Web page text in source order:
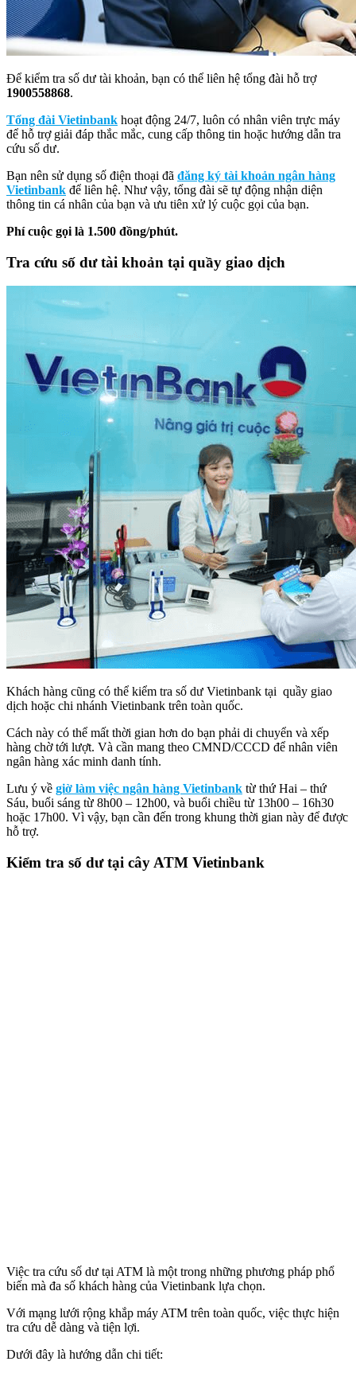
Để kiểm tra số dư tài khoản, bạn có thể liên hệ tổng đài hỗ trợ
1900558868.
Tổng đài Vietinbank hoạt động 24/7, luôn có nhân viên trực máy
để hỗ trợ giải đáp thắc mắc, cung cấp thông tin hoặc hướng dẫn tra
cứu số dư.
Bạn nên sử dụng số điện thoại đã đăng ký tài khoản ngân hàng
Vietinbank để liên hệ. Như vậy, tổng đài sẽ tự động nhận diện
thông tin cá nhân của bạn và ưu tiên xử lý cuộc gọi của bạn.
Phí cuộc gọi là 1.500 đồng/phút.
Tra cứu số dư tài khoản tại quầy giao dịch
Khách hàng cũng có thể kiểm tra số dư Vietinbank tại quầy giao
dịch hoặc chi nhánh Vietinbank trên toàn quốc.
Cách này có thể mất thời gian hơn do bạn phải di chuyển và xếp
hàng chờ tới lượt. Và cần mang theo CMND/CCCD để nhân viên
ngân hàng xác minh danh tính.
Lưu ý về giờ làm việc ngân hàng Vietinbank từ thứ Hai – thứ
Sáu, buổi sáng từ 8h00 – 12h00, và buổi chiều từ 13h00 – 16h30
hoặc 17h00. Vì vậy, bạn cần đến trong khung thời gian này để được
hỗ trợ.
Kiểm tra số dư tại cây ATM Vietinbank
Việc tra cứu số dư tại ATM là một trong những phương pháp phổ
biến mà đa số khách hàng của Vietinbank lựa chọn.
Với mạng lưới rộng khắp máy ATM trên toàn quốc, việc thực hiện
tra cứu dễ dàng và tiện lợi.
Dưới đây là hướng dẫn chi tiết: